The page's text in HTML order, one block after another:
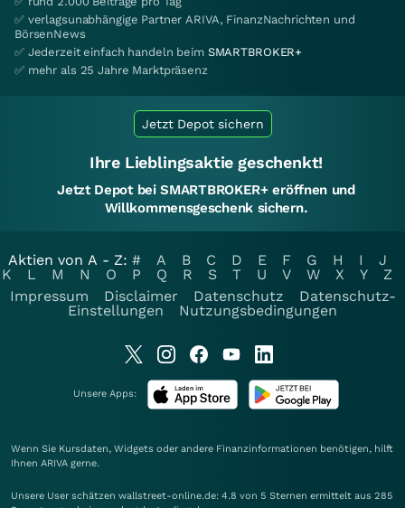
✅ verlagsunabhängige Partner ARIVA, FinanzNachrichten und
BörsenNews
✅ Jederzeit einfach handeln beim SMARTBROKER+
✅ mehr als 25 Jahre Marktpräsenz
Jetzt Depot sichern
Ihre Lieblingsaktie geschenkt!
Jetzt Depot bei SMARTBROKER+ eröffnen und
Willkommensgeschenk sichern.
Aktien von A - Z: # A B C D E F G H I
J
K
L M N O P Q R S T U V W X Y
Z
Impressum
Disclaimer Datenschutz
Datenschutz-
Einstellungen
Nutzungsbedingungen
Unsere Apps:
Wenn Sie Kursdaten, Widgets oder andere Finanzinformationen benötigen, hilft
Ihnen ARIVA gerne.
Unsere User schätzen wallstreet-online.de: 4.8 von 5 Sternen ermittelt aus 285